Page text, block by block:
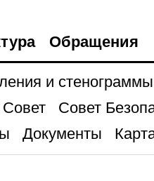
Обращения
и стенограммы
Совет
Документы